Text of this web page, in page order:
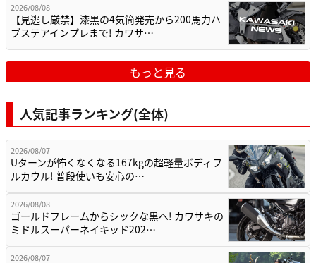
2026/08/08
【見逃し厳禁】漆黒の4気筒発売から200馬力ハ
ブステアインプレまで! カワサ…
もっと見る
人気記事ランキング(全体)
2026/08/07
Uターンが怖くなくなる167kgの超軽量ボディフ
ルカウル! 普段使いも安心の…
2026/08/08
ゴールドフレームからシックな黒へ! カワサキの
ミドルスーパーネイキッド202…
2026/08/07